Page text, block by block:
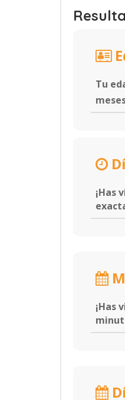
Tu
¡Has
¡Has